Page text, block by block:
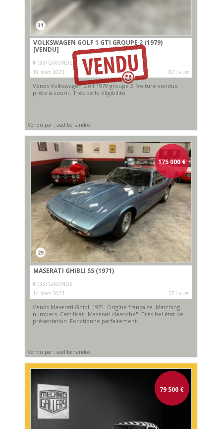
31
VOLKSWAGEN GOLF 1 GTI GROUPE 2 (1979)
[VENDU]
(33) GIRONDE
18 mars 2023
821 vues
Vends Volkswagen Golf 1979 groupe 2. Voiture vendue
prête à courir. Très belle éligibilité
Vendu par : audibertandco
175 000€
29
MASERATI GHIBLI SS (1971)
(33) GIRONDE
14 mars 2023
571 vues
Vends Maserati Ghibli 1971. Origine française. Matching
numbers. Certificat "Maserati classiche". Très bel état de
présentation. Fonctionne parfaitement.
Vendu par : audibertandco
79 500 €